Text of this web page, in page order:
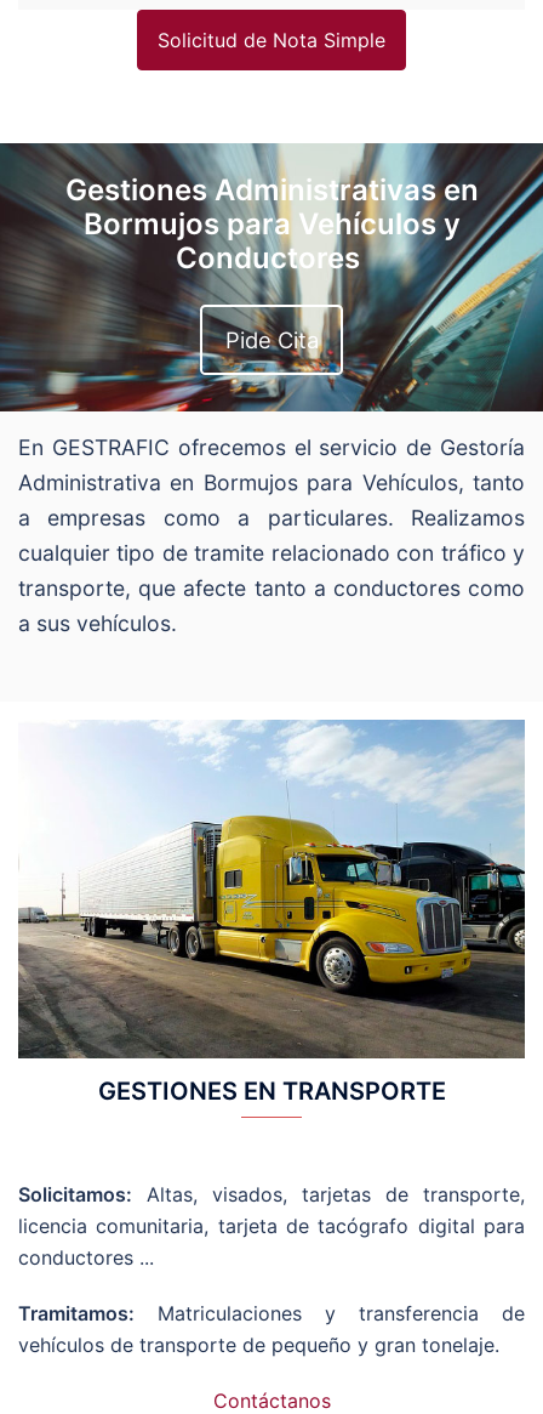
Solicitud de Nota Simple
Gestiones Administrativas en
Bormujos para Vehículos y
Conductores
Pide Cita
En GESTRAFIC ofrecemos el servicio de Gestoría
Administrativa en Bormujos para Vehículos, tanto
a empresas como a particulares. Realizamos
cualquier tipo de tramite relacionado con tráfico y
transporte, que afecte tanto a conductores como
a sus vehículos.
GESTIONES EN TRANSPORTE
Solicitamos: Altas, visados, tarjetas de transporte,
licencia comunitaria, tarjeta de tacógrafo digital para
conductores ...
Tramitamos: Matriculaciones y transferencia de
vehículos de transporte de pequeño y gran tonelaje.
Contáctanos